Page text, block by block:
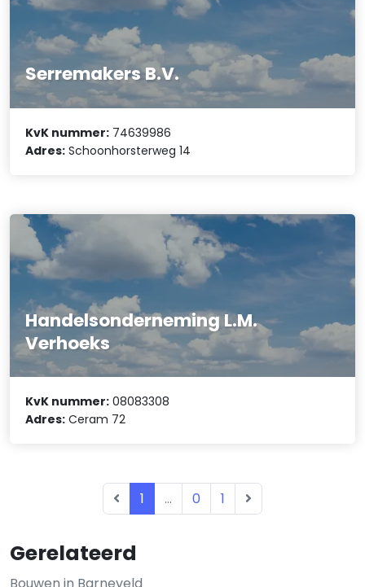
Gerelateerd
Serremakers B.V.
KvK nummer: 74639986
Adres: Schoonhorsterweg 14
Handelsonderneming L.M.
Verhoeks
KvK nummer: 08083308
Adres: Ceram 72
1 ... 0 1